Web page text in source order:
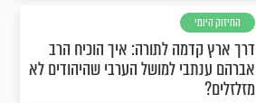
החיזוק היומי
דרך ארץ קדמה לתורה: איך הוכיח הרב
אברהם ענתבי למושל הערבי שהיהודים לא
מזלזלים?